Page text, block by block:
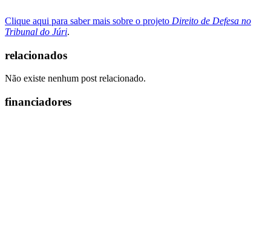
Clique aqui para saber mais sobre o projeto Direito de Defesa no
Tribunal do Júri.
relacionados
Não existe nenhum post relacionado.
financiadores